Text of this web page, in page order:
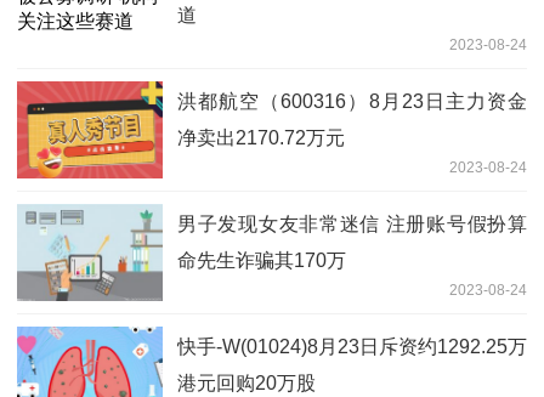
道
2023-08-24
洪都航空（600316）8月23日主力资金
净卖出2170.72万元
2023-08-24
男子发现女友非常迷信 注册账号假扮算
命先生诈骗其170万
2023-08-24
快手-W(01024)8月23日斥资约1292.25万
港元回购20万股